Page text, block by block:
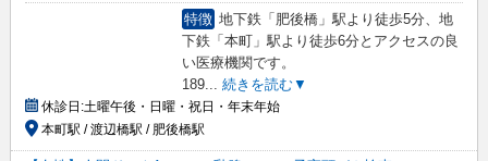
特徴 地下鉄「肥後橋」駅より徒歩5分、地
下鉄「本町」駅より徒歩6分とアクセスの良
い医療機関です。
189... 続きを読む▼
休診日:土曜午後・日曜・祝日・年末年始
本町駅 / 渡辺橋駅 / 肥後橋駅